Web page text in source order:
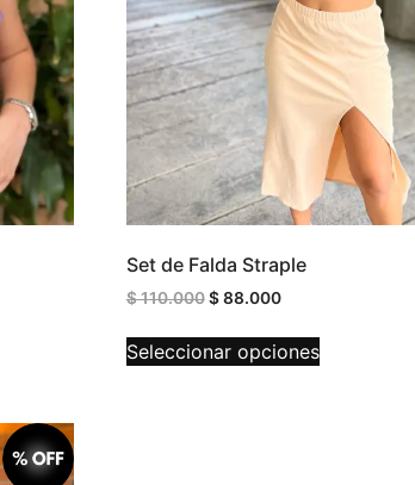
Set de Falda Straple
$110.000 $88.000
Seleccionar opciones